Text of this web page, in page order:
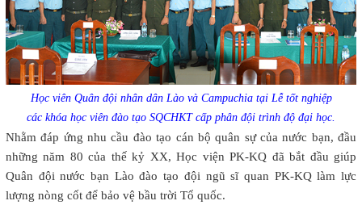
Học viên Quân đội nhân dân Lào và Campuchia tại Lễ tốt nghiệp
các khóa học viên đào tạo SQCHKT cấp phân đội trình độ đại học.
Nhằm đáp ứng nhu cầu đào tạo cán bộ quân sự của nước bạn, đầu
những năm 80 của thế kỷ XX, Học viện PK-KQ đã bắt đầu giúp
Quân đội nước bạn Lào đào tạo đội ngũ sĩ quan PK-KQ làm lực
lượng nòng cốt để bảo vệ bầu trời Tổ quốc.